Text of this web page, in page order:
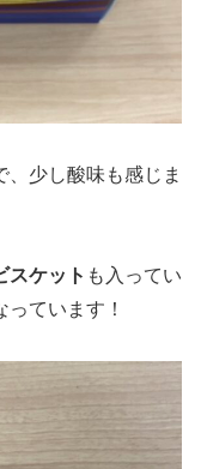
少し酸味も感じま
スケット も入ってい
ています！